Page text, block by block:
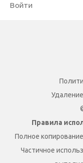
Войти
Правила
Полное
Частичное